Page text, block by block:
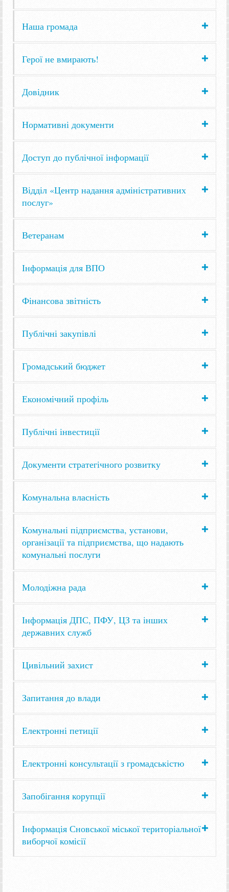
Наша громада
Герої не вмирають!
Довідник
Нормативні документи
Доступ до публічної інформації
Відділ «Центр надання адміністративних
послуг»
Ветеранам
Інформація для ВПО
Фінансова звітність
Публічні закупівлі
Громадський бюджет
Економічний профіль
Публічні інвестиції
Документи стратегічного розвитку
Комунальна власність
Комунальні підприємства, установи,
організації та підприємства, що надають
комунальні послуги
Молодіжна рада
Інформація ДПС, ПФУ, ЦЗ та інших
державних служб
Цивільний захист
Запитання до влади
Електронні петиції
Електронні консультації з громадськістю
Запобігання корупції
Інформація Сновської міської територіальної
виборчої комісії